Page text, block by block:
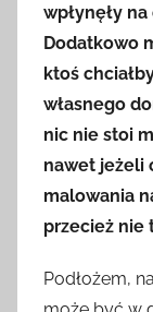
wpłynęły
Dodatkowo
ktoś
własnego
nic nie stoi
nawet jeżeli
malowania
przecież nie
Podłożem,